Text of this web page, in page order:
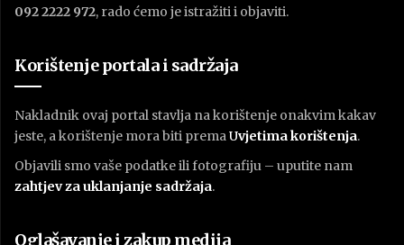
092 2222 972, rado ćemo je istražiti i objaviti.
Korištenje portala i sadržaja
Nakladnik ovaj portal stavlja na korištenje onakvim kakav
jeste, a korištenje mora biti premaUvjetima korištenja.
Objavili smo vaše podatke ili fotografiju – uputite nam
zahtjev za uklanjanje sadržaja.
Oglašavanje i zakup medija